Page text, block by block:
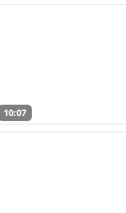
10:07